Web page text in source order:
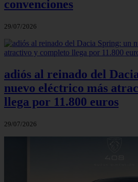
convenciones
29/07/2026
adiós al reinado del
nuevo eléctrico más
llega por 11.800 euros
29/07/2026